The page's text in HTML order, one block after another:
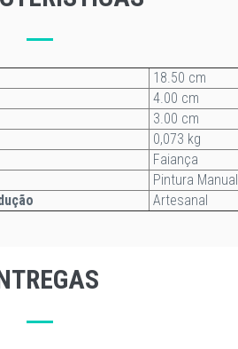
18.50 cm
4.00 cm
3.00 cm
0,073 kg
Faiança
Pintura Manual
Artesanal